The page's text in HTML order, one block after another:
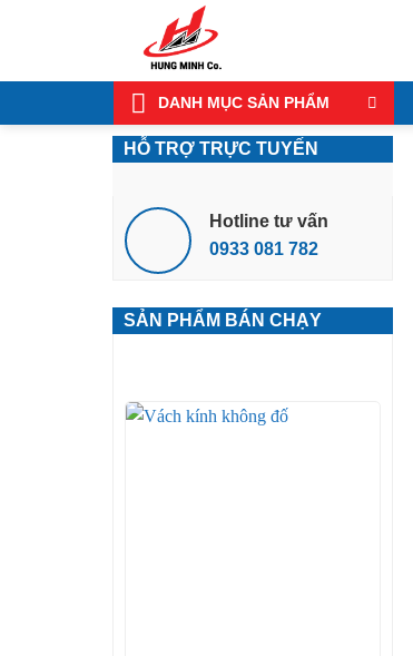
DANH MỤC SẢN PHẨM
HỖ TRỢ TRỰC TUYẾN
Hotline tư vấn
0933 081 782
SẢN PHẨM BÁN CHẠY